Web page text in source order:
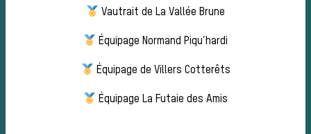
Vautrait de La Vallée Brune
Équipage Normand Piqu’hardi
Équipage de Villers Cotterêts
Équipage La Futaie des Amis